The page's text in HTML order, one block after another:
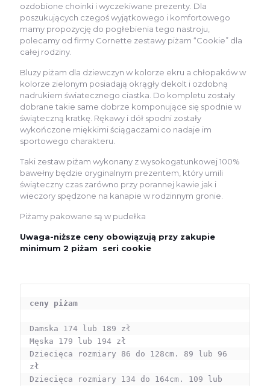
ozdobione choinki i wyczekiwane prezenty. Dla
poszukujących czegoś wyjątkowego i komfortowego
mamy propozycję do pogłebienia tego nastroju,
polecamy od firmy Cornette zestawy piżam “Cookie” dla
całej rodziny.
Bluzy piżam dla dziewczyn w kolorze ekru a chłopaków w
kolorze zielonym posiadają okrągły dekolt i ozdobną
nadrukiem światecznego ciastka. Do kompletu zostały
dobrane takie same dobrze komponujące się spodnie w
świąteczną kratkę. Rękawy i dół spodni zostały
wykończone miękkimi ściągaczami co nadaje im
sportowego charakteru.
Taki zestaw piżam wykonany z wysokogatunkowej 100%
bawełny będzie oryginalnym prezentem, który umili
świąteczny czas zarówno przy porannej kawie jak i
wieczory spędzone na kanapie w rodzinnym gronie.
Piżamy pakowane są w pudełka
Uwaga-niższe ceny obowiązują przy zakupie
minimum 2 piżam seri cookie
ceny piżam
Damska 174 lub 189 zł
Męska 179 lub 194 zł
Dziecięca rozmiary 86 do 128cm. 89 lub 96
zł
Dziecięca rozmiary 134 do 164cm. 109 lub